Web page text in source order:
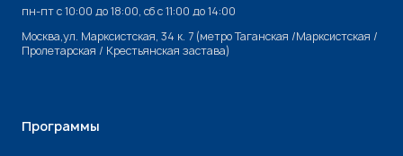
пн-пт с 10:00 до 18:00, cб с 11:00 до 14:00
Москва,ул. Марксистская, 34 к. 7 (метро Таганская /Марксистская /
Пролетарская / Крестьянская застава)
Программы